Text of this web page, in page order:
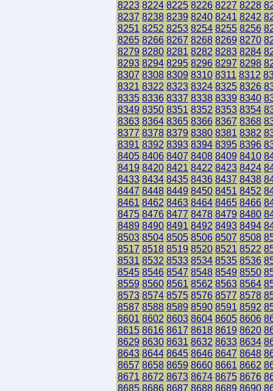
8223 8224 8225 8226 8227 8228
8237 8238 8239 8240 8241 8242
8251 8252 8253 8254 8255 8256
8265 8266 8267 8268 8269 8270
8279 8280 8281 8282 8283 8284
8293 8294 8295 8296 8297 8298
8307 8308 8309 8310 8311 8312
8321 8322 8323 8324 8325 8326
8335 8336 8337 8338 8339 8340
8349 8350 8351 8352 8353 8354
8363 8364 8365 8366 8367 8368
8377 8378 8379 8380 8381 8382
8391 8392 8393 8394 8395 8396
8405 8406 8407 8408 8409 8410
8419 8420 8421 8422 8423 8424
8433 8434 8435 8436 8437 8438
8447 8448 8449 8450 8451 8452
8461 8462 8463 8464 8465 8466
8475 8476 8477 8478 8479 8480
8489 8490 8491 8492 8493 8494
8503 8504 8505 8506 8507 8508
8517 8518 8519 8520 8521 8522
8531 8532 8533 8534 8535 8536
8545 8546 8547 8548 8549 8550
8559 8560 8561 8562 8563 8564
8573 8574 8575 8576 8577 8578
8587 8588 8589 8590 8591 8592
8601 8602 8603 8604 8605 8606
8615 8616 8617 8618 8619 8620
8629 8630 8631 8632 8633 8634
8643 8644 8645 8646 8647 8648
8657 8658 8659 8660 8661 8662
8671 8672 8673 8674 8675 8676
8685 8686 8687 8688 8689 8690